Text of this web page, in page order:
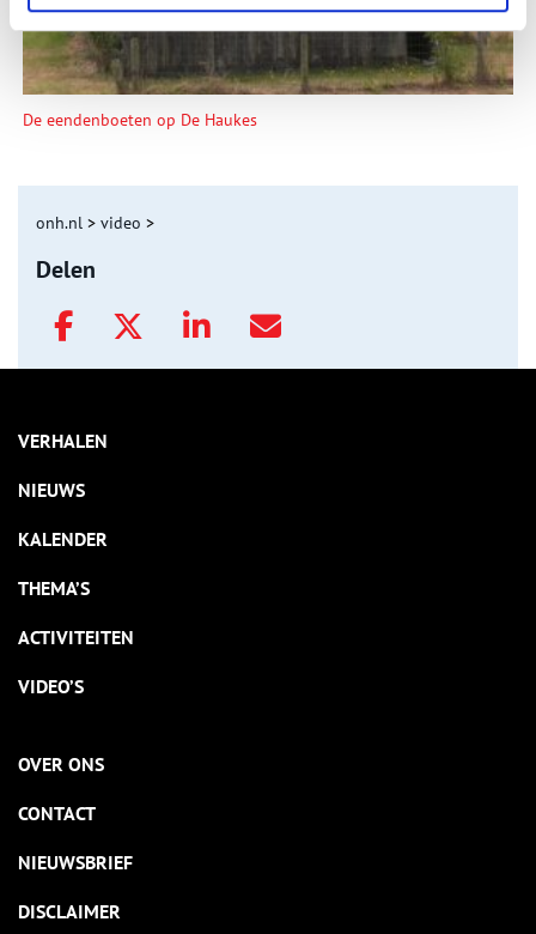
De eendenboeten op De Haukes
onh.nl > video >
Delen
VERHALEN
NIEUWS
KALENDER
THEMA’S
ACTIVITEITEN
VIDEO’S
OVER ONS
CONTACT
NIEUWSBRIEF
DISCLAIMER